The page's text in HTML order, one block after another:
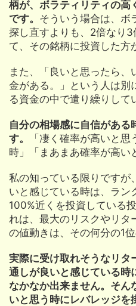
柄が、ボラティリティの高
です。 そういう場合は、ボ
探し直すよりも、2倍なり
て、その銘柄に投資した方
また、「良いと思ったら
金がある。」という人は別
る資金の中で遣り繰りして
自分の相場感に自信がある
す。
「凄く確率が高いと
時」「まあまあ確率が高い
私の知っている限りですが
いと感じている時は、ラン
100%近くを投資している
れは、最大のリスクやリタ
の値動きは、その何分の1
実際に受け取れそうなリタ
通しが良いと感じている時
なかなか出来ません。そん
いと思う時にレバレッジを